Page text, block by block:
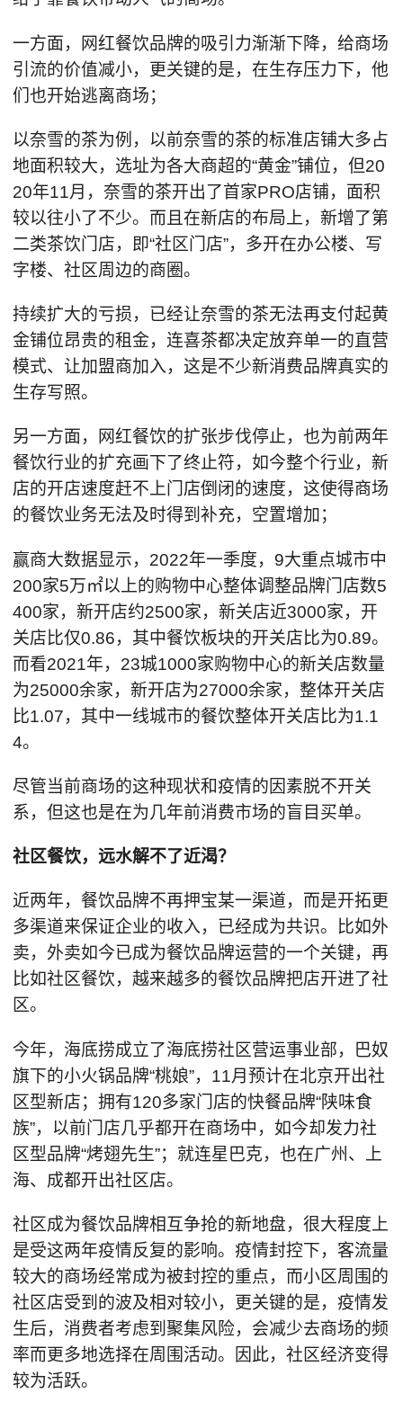
一方面，网红餐饮品牌的吸引力渐渐下降，给商场
引流的价值减小，更关键的是，在生存压力下，他
们也开始逃离商场；
以奈雪的茶为例，以前奈雪的茶的标准店铺大多占
地面积较大，选址为各大商超的“黄金”铺位，但20
20年11月，奈雪的茶开出了首家PRO店铺，面积
较以往小了不少。而且在新店的布局上，新增了第
二类茶饮门店，即“社区门店”，多开在办公楼、写
字楼、社区周边的商圈。
持续扩大的亏损，已经让奈雪的茶无法再支付起黄
金铺位昂贵的租金，连喜茶都决定放弃单一的直营
模式、让加盟商加入，这是不少新消费品牌真实的
生存写照。
另一方面，网红餐饮的扩张步伐停止，也为前两年
餐饮行业的扩充画下了终止符，如今整个行业，新
店的开店速度赶不上门店倒闭的速度，这使得商场
的餐饮业务无法及时得到补充，空置增加；
赢商大数据显示，2022年一季度，9大重点城市中
200家5万㎡以上的购物中心整体调整品牌门店数5
400家，新开店约2500家，新关店近3000家，开
关店比仅0.86，其中餐饮板块的开关店比为0.89。
而看2021年，23城1000家购物中心的新关店数量
为25000余家，新开店为27000余家，整体开关店
比1.07，其中一线城市的餐饮整体开关店比为1.1
4。
尽管当前商场的这种现状和疫情的因素脱不开关
系，但这也是在为几年前消费市场的盲目买单。
社区餐饮，远水解不了近渴？
近两年，餐饮品牌不再押宝某一渠道，而是开拓更
多渠道来保证企业的收入，已经成为共识。比如外
卖，外卖如今已成为餐饮品牌运营的一个关键，再
比如社区餐饮，越来越多的餐饮品牌把店开进了社
区。
今年，海底捞成立了海底捞社区营运事业部，巴奴
旗下的小火锅品牌“桃娘”，11月预计在北京开出社
区型新店；拥有120多家门店的快餐品牌“陕味食
族”，以前门店几乎都开在商场中，如今却发力社
区型品牌“烤翅先生”；就连星巴克，也在广州、上
海、成都开出社区店。
社区成为餐饮品牌相互争抢的新地盘，很大程度上
是受这两年疫情反复的影响。疫情封控下，客流量
较大的商场经常成为被封控的重点，而小区周围的
社区店受到的波及相对较小，更关键的是，疫情发
生后，消费者考虑到聚集风险，会减少去商场的频
率而更多地选择在周围活动。因此，社区经济变得
较为活跃。